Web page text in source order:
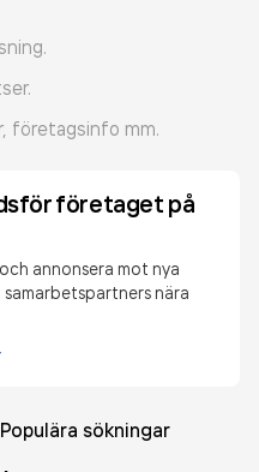
företagsinfo mm.
företaget på
annonsera mot nya
nära
Populära sökningar